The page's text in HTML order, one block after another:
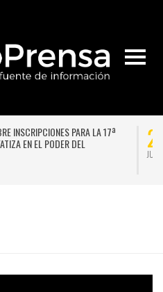
INSCRIPCIONES PARA LA 17ª
EN EL PODER DEL
JUL